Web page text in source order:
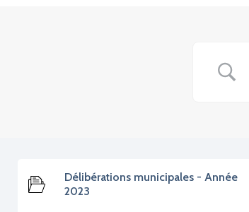
Délibérations municipales - Année
2023